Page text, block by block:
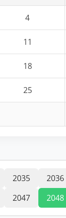
4
11
18
25
2035 2036
2047 2048